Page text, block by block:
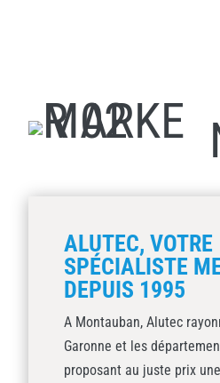
ALUTEC, VOTRE
SPÉCIALISTE
DEPUIS 1995
A Montauban, Alutec
Garonne et les
proposant au juste prix